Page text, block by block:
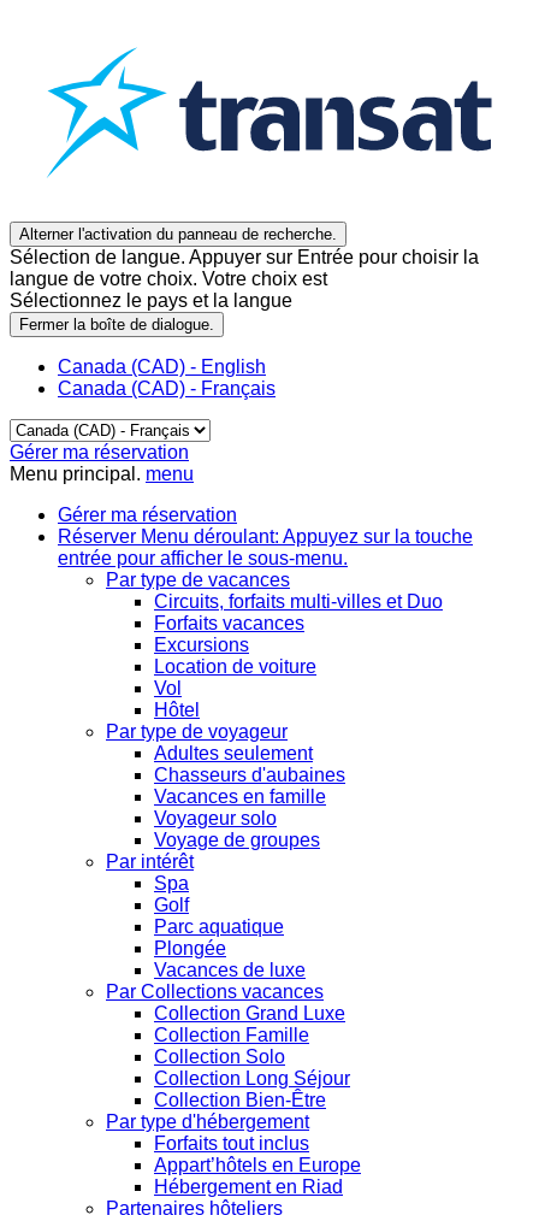
Alterner l'activation du panneau de recherche.
Sélection de langue. Appuyer sur Entrée pour choisir la
langue de votre choix. Votre choix est
Sélectionnez le pays et la langue
Fermer la boîte de dialogue.
Canada (CAD) - English
Canada (CAD) - Français
Gérer ma réservation
Menu principal. menu
Gérer ma réservation
Réserver Menu déroulant: Appuyez sur la touche
entrée pour afficher le sous-menu.
Par type de vacances
Circuits, forfaits multi-villes et Duo
Forfaits vacances
Excursions
Location de voiture
Vol
Hôtel
Par type de voyageur
Adultes seulement
Chasseurs d'aubaines
Vacances en famille
Voyageur solo
Voyage de groupes
Par intérêt
Spa
Golf
Parc aquatique
Plongée
Vacances de luxe
Par Collections vacances
Collection Grand Luxe
Collection Famille
Collection Solo
Collection Long Séjour
Collection Bien-Être
Par type d'hébergement
Forfaits tout inclus
Appart’hôtels en Europe
Hébergement en Riad
Partenaires hôteliers